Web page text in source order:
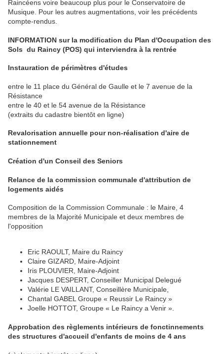
Raincéens voire beaucoup plus pour le Conservatoire de
Musique. Pour les autres augmentations, voir les précédents
compte-rendus.
INFORMATION sur la modification du Plan d'Occupation des
Sols du Raincy (POS) qui interviendra à la rentrée
Instauration de périmètres d'études
entre le 11 place du Général de Gaulle et le 7 avenue de la
Résistance
entre le 40 et le 54 avenue de la Résistance
(extraits du cadastre bientôt en ligne)
Revalorisation annuelle pour non-réalisation d'aire de
stationnement
Création d'un Conseil des Seniors
Relance de la commission communale d'attribution de
logements aidés
Composition de la Commission Communale : le Maire, 4
membres de la Majorité Municipale et deux membres de
l'opposition
Eric RAOULT, Maire du Raincy
Claire GIZARD, Maire-Adjoint
Iris PLOUVIER, Maire-Adjoint
Jacques DESPERT, Conseiller Municipal Delegué
Valérie LE VAILLANT, Conseillère Municipale,
Chantal GABEL Groupe « Reussir Le Raincy »
Joelle HOTTOT, Groupe « Le Raincy a Venir ».
Approbation des règlements intérieurs de fonctinnements
des structures d'accueil d'enfants de moins de 4 ans